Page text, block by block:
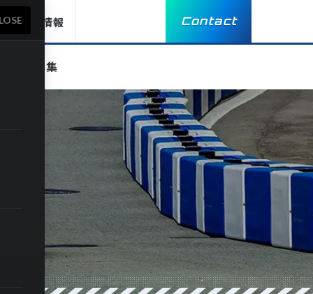
採用情報 Contact
補地募集